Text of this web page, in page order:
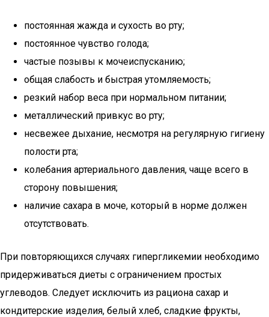
постоянная жажда и сухость во рту;
постоянное чувство голода;
частые позывы к мочеиспусканию;
общая слабость и быстрая утомляемость;
резкий набор веса при нормальном питании;
металлический привкус во рту;
несвежее дыхание, несмотря на регулярную гигиену
полости рта;
колебания артериального давления, чаще всего в
сторону повышения;
наличие сахара в моче, который в норме должен
отсутствовать.
При повторяющихся случаях гипергликемии необходимо
придерживаться диеты с ограничением простых
углеводов. Следует исключить из рациона сахар и
кондитерские изделия, белый хлеб, сладкие фрукты,